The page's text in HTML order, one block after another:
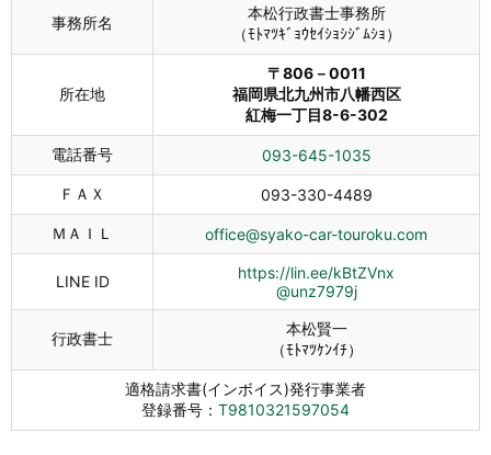
事務所名
本松行政書士事務所
（ﾓﾄﾏﾂｷﾞｮｳｾｲｼｮｼｼﾞﾑｼｮ）
所在地
〒806－0011
福岡県北九州市八幡西区
紅梅一丁目8-6-302
電話番号 093-645-1035
ＦＡＸ 093-330-4489
ＭＡＩＬ office@syako-car-touroku.com
LINE ID
https://lin.ee/kBtZVnx
@unz7979j
行政書士
本松賢一
（ﾓﾄﾏﾂｹﾝｲﾁ）
適格請求書(インボイス)発行事業者
登録番号： T9810321597054